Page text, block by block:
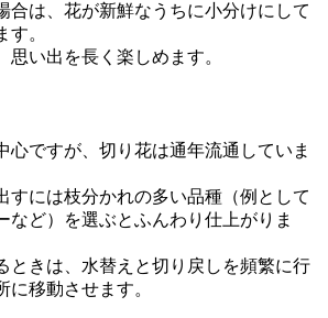
合は、花が新鮮なうちに小分けにして
す。
思い出を長く楽しめます。
心ですが、切り花は通年流通していま
すには枝分かれの多い品種（例として
など）を選ぶとふんわり仕上がりま
ときは、水替えと切り戻しを頻繁に行
に移動させます。